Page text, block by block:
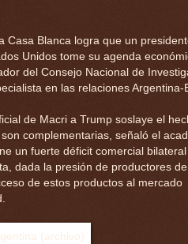
Casa Blanca logra que un
Unidos tome su agenda
del Consejo Nacional de
en las relaciones Argentina-
de Macri a Trump soslaye el
complementarias, señaló el
un fuerte déficit comercial
dada la presión de productores de
de estos productos al mercado